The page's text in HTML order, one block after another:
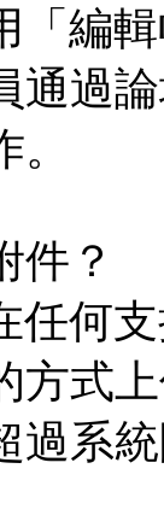
編
通過
件？
何
方式
過系